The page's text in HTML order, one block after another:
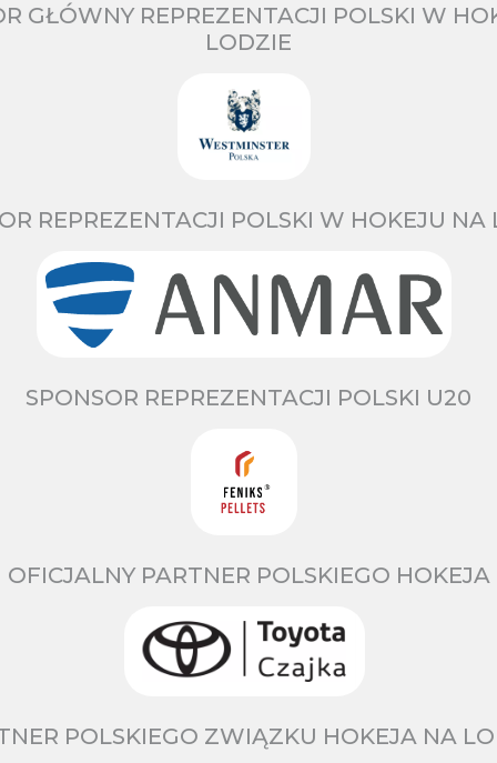
GŁÓWNY REPREZENTACJI POLSKI W
LODZIE
REPREZENTACJI POLSKI W HOKEJU NA
SPONSOR REPREZENTACJI POLSKI U20
OFICJALNY PARTNER POLSKIEGO HOKEJA
POLSKIEGO ZWIĄZKU HOKEJA NA